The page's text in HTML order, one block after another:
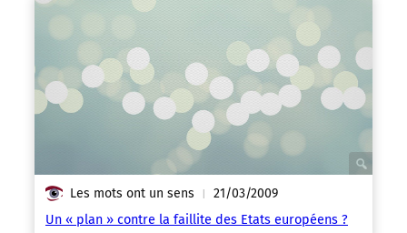
Les mots ont un sens | 21/03/2009
Un « plan » contre la faillite des Etats européens ?